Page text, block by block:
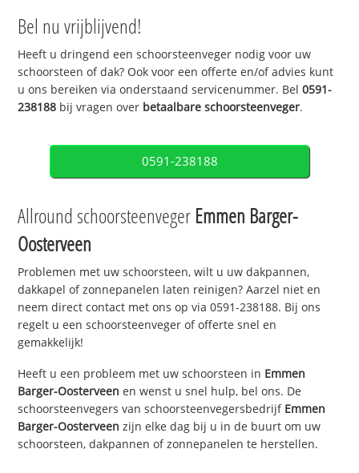
Bel nu vrijblijvend!
Heeft u dringend een schoorsteenveger nodig voor uw
schoorsteen of dak? Ook voor een offerte en/of advies kunt
u ons bereiken via onderstaand servicenummer. Bel0591-
238188 bij vragen over betaalbare schoorsteenveger.
0591-238188
Allround schoorsteenveger Emmen Barger-
Oosterveen
Problemen met uw schoorsteen, wilt u uw dakpannen,
dakkapel of zonnepanelen laten reinigen? Aarzel niet en
neem direct contact met ons op via 0591-238188. Bij ons
regelt u een schoorsteenveger of offerte snel en
gemakkelijk!
Heeft u een probleem met uw schoorsteen in Emmen
Barger-Oosterveen en wenst u snel hulp, bel ons. De
schoorsteenvegers van schoorsteenvegersbedrijf Emmen
Barger-Oosterveen zijn elke dag bij u in de buurt om uw
schoorsteen, dakpannen of zonnepanelen te herstellen.